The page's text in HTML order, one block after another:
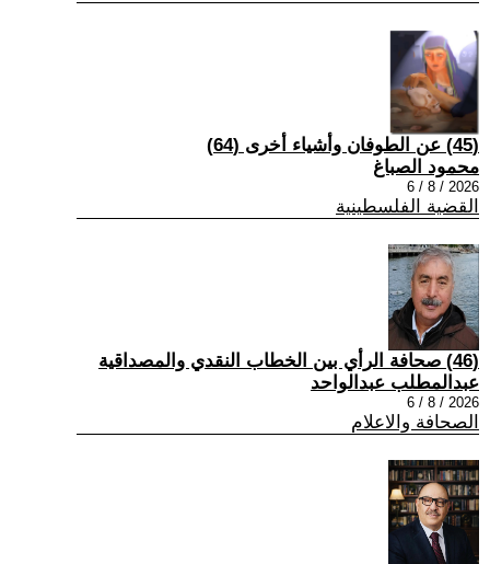
(45) عن الطوفان وأشياء أخرى (64)
محمود الصباغ
2026 / 8 / 6
القضية الفلسطينية
(46) صحافة الرأي بين الخطاب النقدي والمصداقية
عبدالمطلب عبدالواحد
2026 / 8 / 6
الصحافة والاعلام